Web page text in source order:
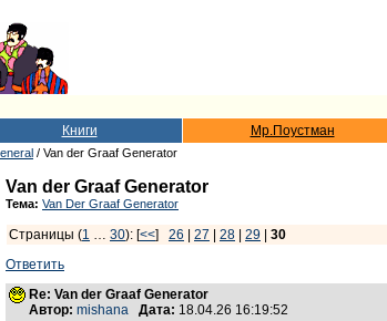
Книги Мр.Поустман
/ Van der Graaf Generator
Van der Graaf Generator
Тема: Van Der Graaf Generator
Страницы (1 … 30): [<<] 26 27 28 29
30
Ответить
Re: Van der Graaf Generator
Автор: mishana Дата: 18.04.26 16:19:52